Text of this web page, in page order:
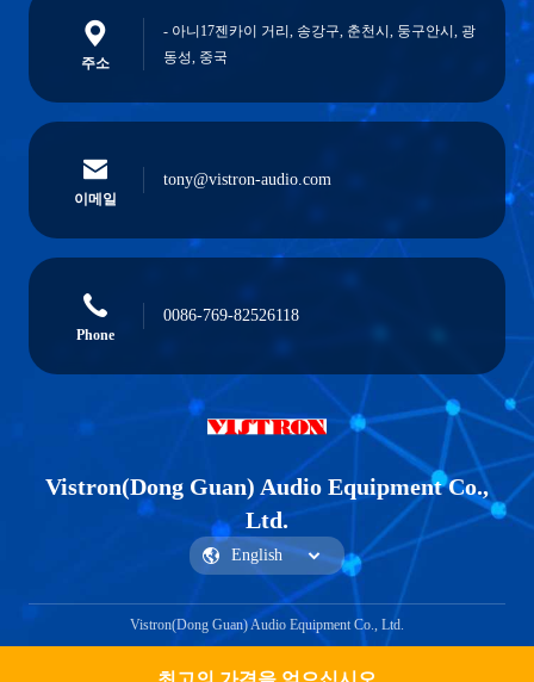
주소
- 아니17젠카이 거리, 송강구, 춘천시, 둥구안시, 광
동성, 중국
이메일
tony@vistron-audio.com
Phone
0086-769-82526118
Vistron(Dong Guan) Audio Equipment Co.,
Ltd.
Vistron(Dong Guan) Audio Equipment Co., Ltd.